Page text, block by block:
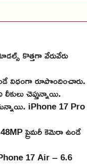
కొత్తగా వేరువేరు
విధంగా రూపొందించారు.
చెప్తున్నాయి.
iPhone 17 Pro
ప్రైమరీ కెమెరా ఉండే
17 Air – 6.6